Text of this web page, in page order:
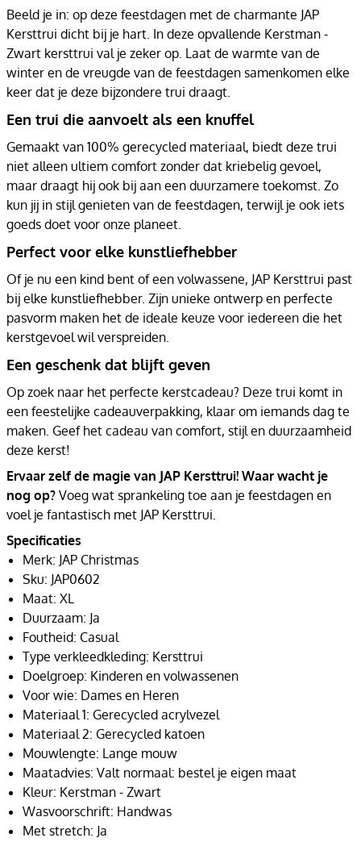
Beeld je in: op deze feestdagen met de charmante JAP
Kersttrui dicht bij je hart. In deze opvallende Kerstman -
Zwart kersttrui val je zeker op. Laat de warmte van de
winter en de vreugde van de feestdagen samenkomen elke
keer dat je deze bijzondere trui draagt.
Een trui die aanvoelt als een knuffel
Gemaakt van 100% gerecycled materiaal, biedt deze trui
niet alleen ultiem comfort zonder dat kriebelig gevoel,
maar draagt hij ook bij aan een duurzamere toekomst. Zo
kun jij in stijl genieten van de feestdagen, terwijl je ook iets
goeds doet voor onze planeet.
Perfect voor elke kunstliefhebber
Of je nu een kind bent of een volwassene, JAP Kersttrui past
bij elke kunstliefhebber. Zijn unieke ontwerp en perfecte
pasvorm maken het de ideale keuze voor iedereen die het
kerstgevoel wil verspreiden.
Een geschenk dat blijft geven
Op zoek naar het perfecte kerstcadeau? Deze trui komt in
een feestelijke cadeauverpakking, klaar om iemands dag te
maken. Geef het cadeau van comfort, stijl en duurzaamheid
deze kerst!
Ervaar zelf de magie van JAP Kersttrui! Waar wacht je
nog op? Voeg wat sprankeling toe aan je feestdagen en
voel je fantastisch met JAP Kersttrui.
Specificaties
Merk: JAP Christmas
Sku: JAP0602
Maat: XL
Duurzaam: Ja
Foutheid: Casual
Type verkleedkleding: Kersttrui
Doelgroep: Kinderen en volwassenen
Voor wie: Dames en Heren
Materiaal 1: Gerecycled acrylvezel
Materiaal 2: Gerecycled katoen
Mouwlengte: Lange mouw
Maatadvies: Valt normaal: bestel je eigen maat
Kleur: Kerstman - Zwart
Wasvoorschrift: Handwas
Met stretch: Ja